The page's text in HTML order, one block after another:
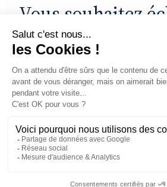
Vous souhaitez
avec nous ?
Nous sommes
à votre écoute
Vos enjeux
Nos
Secteurs